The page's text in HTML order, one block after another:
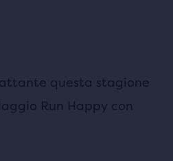
questa stagione
Run Happy con